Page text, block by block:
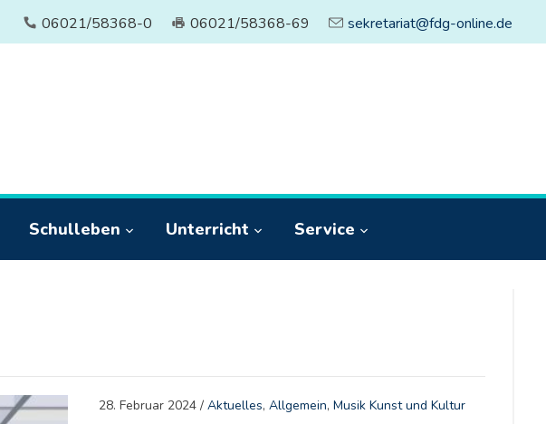
06021/58368-0 06021/58368-69 sekretariat@fdg-online.de
Schulleben Unterricht Service
28. Februar 2024 /Aktuelles,Allgemein,Musik Kunst und Kultur